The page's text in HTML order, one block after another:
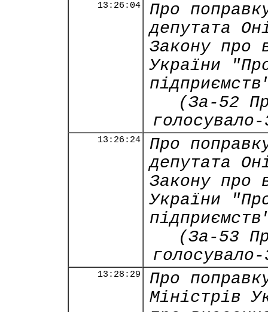
13:26:04
Про
депутата
Закону про
України
(За-52
13:26:24
Про
депутата
Закону про
України
(За-53
13:28:29
Про
Міністрів